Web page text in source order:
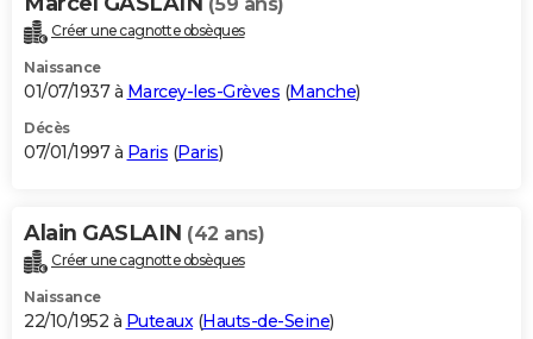
Créer une cagnotte obsèques
Naissance
01/07/1937 à Marcey-les-Grèves (Manche)
Décès
07/01/1997 à Paris (Paris)
Alain GASLAIN (42 ans)
Créer une cagnotte obsèques
Naissance
22/10/1952 à Puteaux (Hauts-de-Seine)